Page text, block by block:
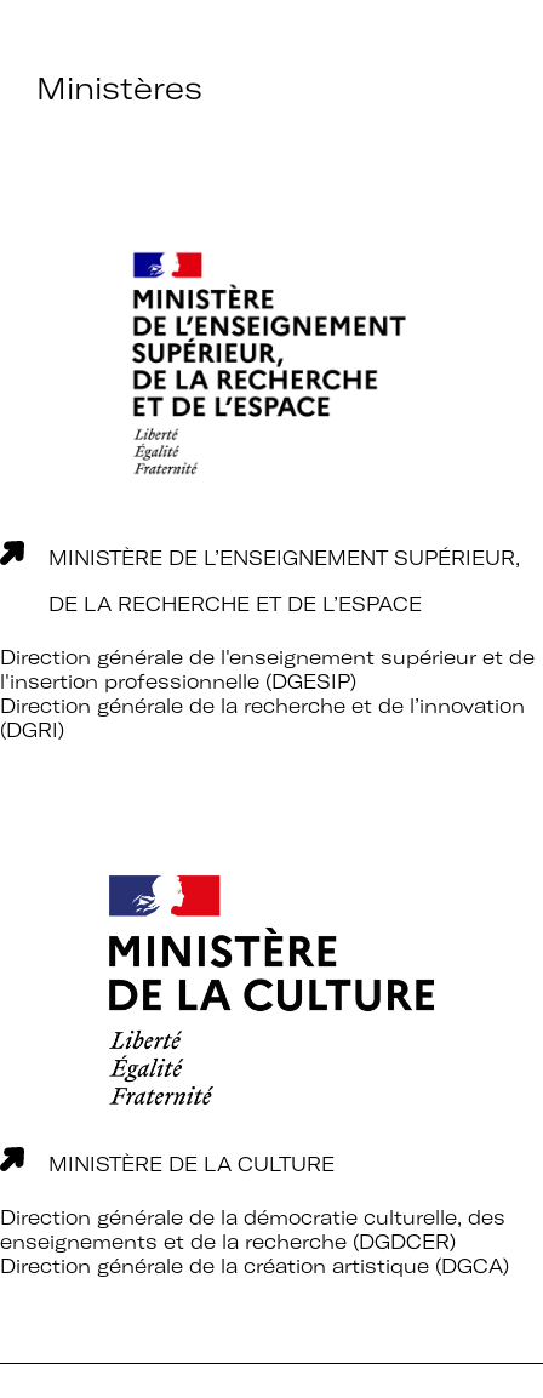
Rejoignez le réseau A+U+C
Téléchargez le bulletin
Adhérer à Art + Université + Culture,
c’est :
Profiter de temps de rencontre et
d’échange avec les acteurs des
politiques culturelles dans les
établissements et avec des
intervenants professionnels extérieurs.
Faire partie d’un réseau qui assure
l’interface et le relais avec d’autres
Recherche, le ministère de la Culture
Participer à des actions collectives qui
permettent de faire progresser la
Ministères
MINISTÈRE DE L’ENSEIGNEMENT SUPÉRIEUR,
DE LA RECHERCHE ET DE L’ESPACE
Direction générale de l'enseignement supérieur et de
l'insertion professionnelle (DGESIP)
Direction générale de la recherche et de l’innovation
(DGRI)
MINISTÈRE DE LA CULTURE
Direction générale de la démocratie culturelle, des
enseignements et de la recherche (DGDCER)
Direction générale de la création artistique (DGCA)